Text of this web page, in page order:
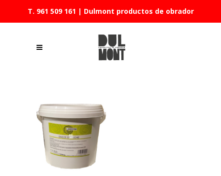
T. 961 509 161 | Dulmont productos de obrador